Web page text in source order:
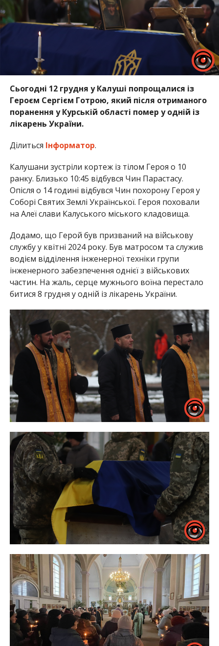
Сьогодні 12 грудня у Калуші попрощалися із
Героєм Сергієм Готрою, який після отриманого
поранення у Курській області помер у одній із
лікарень України.
Ділиться Інформатор.
Калушани зустріли кортеж із тілом Героя о 10
ранку. Близько 10:45 відбувся Чин Парастасу.
Опісля о 14 годині відбувся Чин похорону Героя у
Соборі Святих Землі Української. Героя поховали
на Алеї слави Калуського міського кладовища.
Додамо, що Герой був призваний на військову
службу у квітні 2024 року. Був матросом та служив
водієм відділення інженерної техніки групи
інженерного забезпечення однієї з військових
частин. На жаль, серце мужнього воїна перестало
битися 8 грудня у одній із лікарень України.